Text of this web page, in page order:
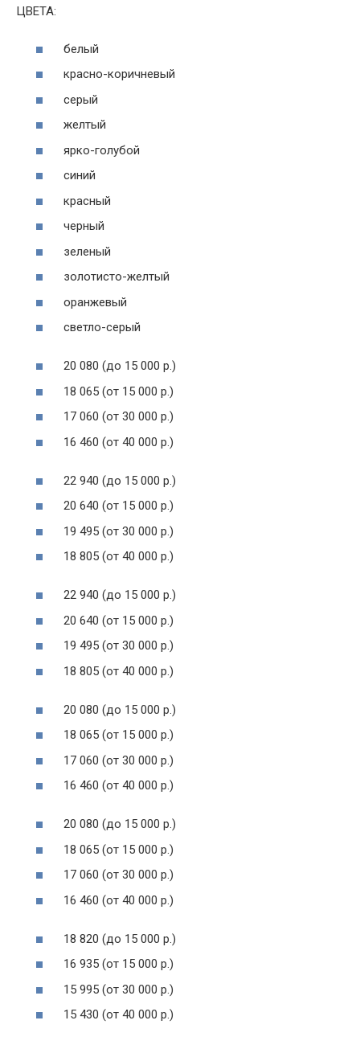
ЦВЕТА:
белый
красно-коричневый
серый
желтый
ярко-голубой
синий
красный
черный
зеленый
золотисто-желтый
оранжевый
светло-серый
20 080 (до 15 000 р.)
18 065 (от 15 000 р.)
17 060 (от 30 000 р.)
16 460 (от 40 000 р.)
22 940 (до 15 000 р.)
20 640 (от 15 000 р.)
19 495 (от 30 000 р.)
18 805 (от 40 000 р.)
22 940 (до 15 000 р.)
20 640 (от 15 000 р.)
19 495 (от 30 000 р.)
18 805 (от 40 000 р.)
20 080 (до 15 000 р.)
18 065 (от 15 000 р.)
17 060 (от 30 000 р.)
16 460 (от 40 000 р.)
20 080 (до 15 000 р.)
18 065 (от 15 000 р.)
17 060 (от 30 000 р.)
16 460 (от 40 000 р.)
18 820 (до 15 000 р.)
16 935 (от 15 000 р.)
15 995 (от 30 000 р.)
15 430 (от 40 000 р.)